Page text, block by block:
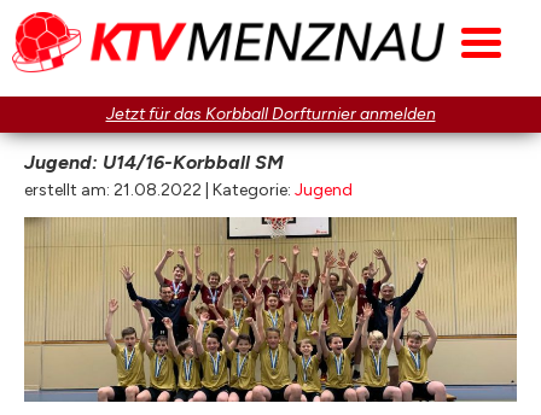
Jetzt für das Korbball Dorfturnier anmelden
Jugend: U14/16-Korbball SM
erstellt am: 21.08.2022 | Kategorie: Jugend